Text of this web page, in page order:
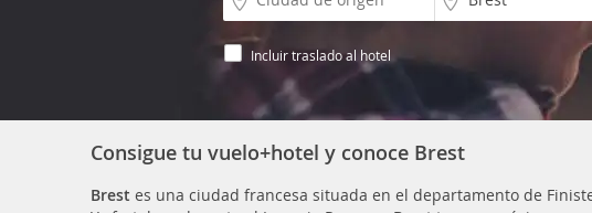
Incluir traslado al hotel
Consigue tu vuelo+hotel y conoce Brest
Brest es una ciudad francesa situada en el departamento de